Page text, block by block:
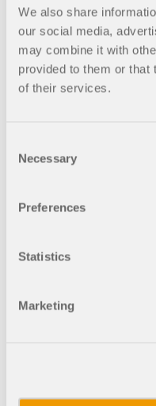
We also share
our social media,
may combine it with
provided to them or that
of their services.
Selection
Necessary
Preferences
Statistics
Marketing
Verifikationsbeispiel
Verifikationsbeispiel